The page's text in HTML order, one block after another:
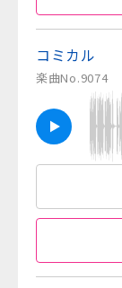
コミカル
楽曲No.9074